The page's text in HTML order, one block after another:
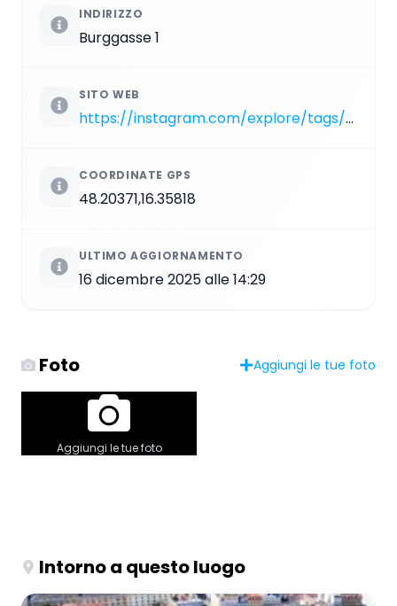
INDIRIZZO
Burggasse 1
SITO WEB
https://instagram.com/explore/tags/WN_48
COORDINATE GPS
48.20371,16.35818
ULTIMO AGGIORNAMENTO
16 dicembre 2025 alle 14:29
Foto Aggiungi le tue foto
Aggiungi le tue foto
Intorno a questo luogo